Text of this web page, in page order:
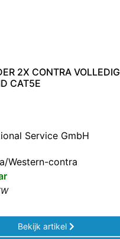
2X CONTRA VOLLEDIG
CAT5E
Service GmbH
Western-contra
Bekijk artikel